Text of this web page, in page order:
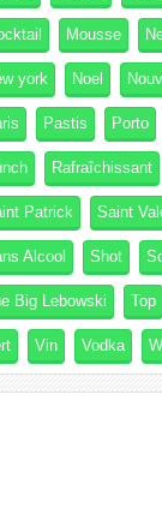
Mousse
york Noel
Pastis Porto
Rafraîchissant
Patrick Saint
Alcool Shot
Big Lebowski Top
Vin Vodka